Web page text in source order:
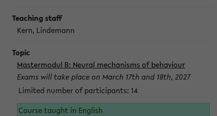
Kern, Lindemann
Mastermodul B: Neural mechanisms of behaviour
Exams will take place on March 17th and 18th, 2027
Limited number of participants: 14
Course taught in English